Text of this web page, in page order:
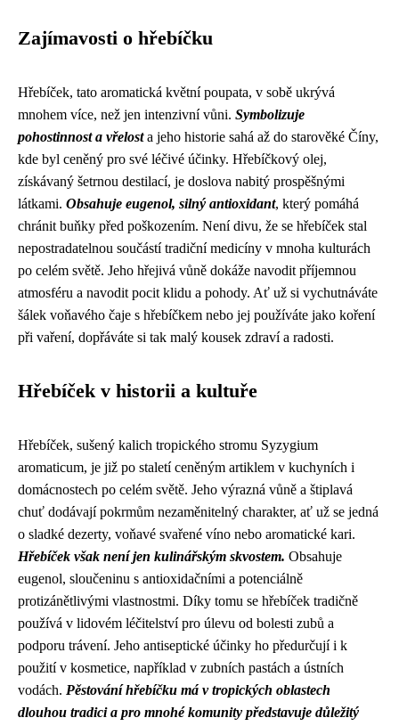
Zajímavosti o hřebíčku
Hřebíček, tato aromatická květní poupata, v sobě ukrývá
mnohem více, než jen intenzivní vůni. Symbolizuje
pohostinnost a vřelosta jeho historie sahá až do starověké Číny,
kde byl ceněný pro své léčivé účinky. Hřebíčkový olej,
získávaný šetrnou destilací, je doslova nabitý prospěšnými
látkami. Obsahuje eugenol, silný antioxidant, který pomáhá
chránit buňky před poškozením. Není divu, že se hřebíček stal
nepostradatelnou součástí tradiční medicíny v mnoha kulturách
po celém světě. Jeho hřejivá vůně dokáže navodit příjemnou
atmosféru a navodit pocit klidu a pohody. Ať už si vychutnáváte
šálek voňavého čaje s hřebíčkem nebo jej používáte jako koření
při vaření, dopřáváte si tak malý kousek zdraví a radosti.
Hřebíček v historii a kultuře
Hřebíček, sušený kalich tropického stromu Syzygium
aromaticum, je již po staletí ceněným artiklem v kuchyních i
domácnostech po celém světě. Jeho výrazná vůně a štiplavá
chuť dodávají pokrmům nezaměnitelný charakter, ať už se jedná
o sladké dezerty, voňavé svařené víno nebo aromatické kari.
Hřebíček však není jen kulinářským skvostem. Obsahuje
eugenol, sloučeninu s antioxidačními a potenciálně
protizánětlivými vlastnostmi. Díky tomu se hřebíček tradičně
používá v lidovém léčitelství pro úlevu od bolesti zubů a
podporu trávení. Jeho antiseptické účinky ho předurčují i k
použití v kosmetice, například v zubních pastách a ústních
vodách. Pěstování hřebíčku má v tropických oblastech
dlouhou tradici a pro mnohé komunity představuje důležitý